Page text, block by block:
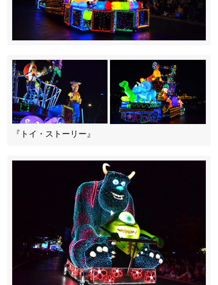
『トイ・ストーリー』